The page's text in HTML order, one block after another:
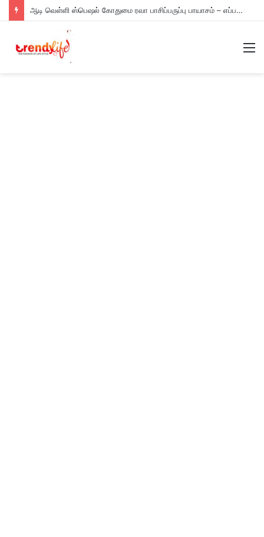
ஆடி வெள்ளி ஸ்பெஷல் கோதுமை ரவா பாசிப்பருப்பு பாயாசம் – எப்படி செய்யணும் தெரியுமா?